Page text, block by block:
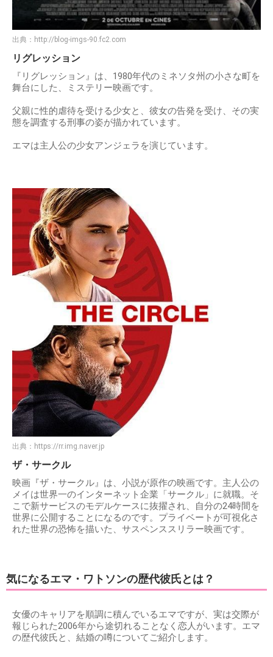
出典： http://blog-imgs-90.fc2.com
リグレッション
『リグレッション』は、1980年代のミネソタ州の小さな町を
舞台にした、ミステリー映画です。
父親に性的虐待を受ける少女と、彼女の告発を受け、その実
態を調査する刑事の姿が描かれています。
エマは主人公の少女アンジェラを演じています。
出典： https://rr.img.naver.jp
ザ・サークル
映画『ザ・サークル』は、小説が原作の映画です。主人公の
メイは世界一のインターネット企業「サークル」に就職。そ
こで新サービスのモデルケースに抜擢され、自分の24時間を
世界に公開することになるのです。プライベートが可視化さ
れた世界の恐怖を描いた、サスペンススリラー映画です。
気になるエマ・ワトソンの歴代彼氏とは？
女優のキャリアを順調に積んでいるエマですが、実は交際が
報じられた2006年から途切れることなく恋人がいます。エマ
の歴代彼氏と、結婚の噂についてご紹介します。